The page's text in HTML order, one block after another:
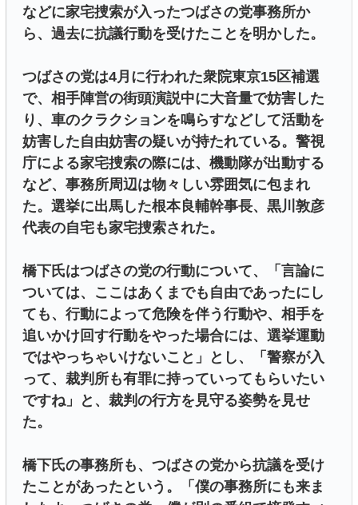
などに家宅捜索が入ったつばさの党事務所か
ら、過去に抗議行動を受けたことを明かした。
つばさの党は4月に行われた衆院東京15区補選
で、相手陣営の街頭演説中に大音量で妨害した
り、車のクラクションを鳴らすなどして活動を
妨害した自由妨害の疑いが持たれている。警視
庁による家宅捜索の際には、機動隊が出動する
など、事務所周辺は物々しい雰囲気に包まれ
た。選挙に出馬した根本良輔幹事長、黒川敦彦
代表の自宅も家宅捜索された。
橋下氏はつばさの党の行動について、「言論に
ついては、ここはあくまでも自由であったにし
ても、行動によって危険を伴う行動や、相手を
追いかけ回す行動をやった場合には、選挙運動
ではやっちゃいけないこと」とし、「警察が入
って、裁判所も有罪に持っていってもらいたい
ですね」と、裁判の行方を見守る姿勢を見せ
た。
橋下氏の事務所も、つばさの党から抗議を受け
たことがあったという。「僕の事務所にも来ま